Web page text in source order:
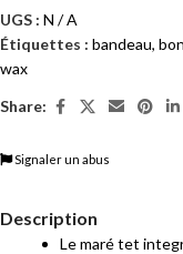
UGS : N / A
Étiquettes : bandeau,
wax
Share:
Signaler un abus
Description
Le maré tet